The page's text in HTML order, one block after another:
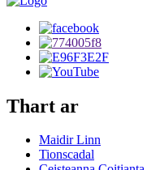
Thart ar
Maidir Linn
Tionscadal